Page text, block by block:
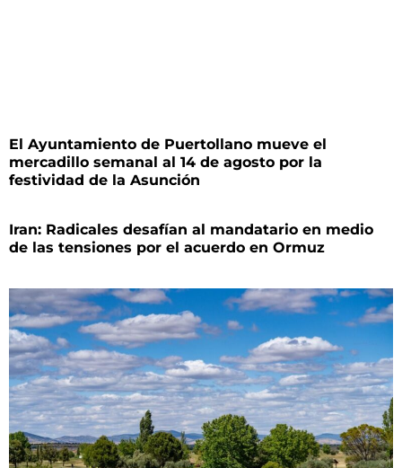
El Ayuntamiento de Puertollano mueve el
mercadillo semanal al 14 de agosto por la
festividad de la Asunción
Iran: Radicales desafían al mandatario en medio
de las tensiones por el acuerdo en Ormuz